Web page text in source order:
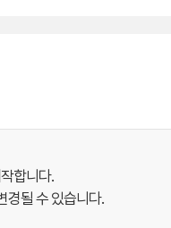
합니다.
경될 수 있습니다.